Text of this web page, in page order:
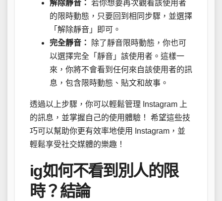
解除靜音： 若你想要再次觀看該使用者
的限時動態，只要回到相同步驟，並選擇
「解除靜音」即可。
完全靜音：
除了靜音限時動態，你也可
以選擇完全「靜音」該使用者。這樣一
來，你將不會看到任何來自該使用者的訊
息，包含限時動態、貼文和故事。
透過以上步驟，你可以輕鬆管理 Instagram 上
的訊息，並掌握自己的使用體驗！ 希望這些技
巧可以幫助你更有效率地使用 Instagram，並
輕鬆享受社交媒體的樂趣！
ig如何不看到別人的限
時？結論